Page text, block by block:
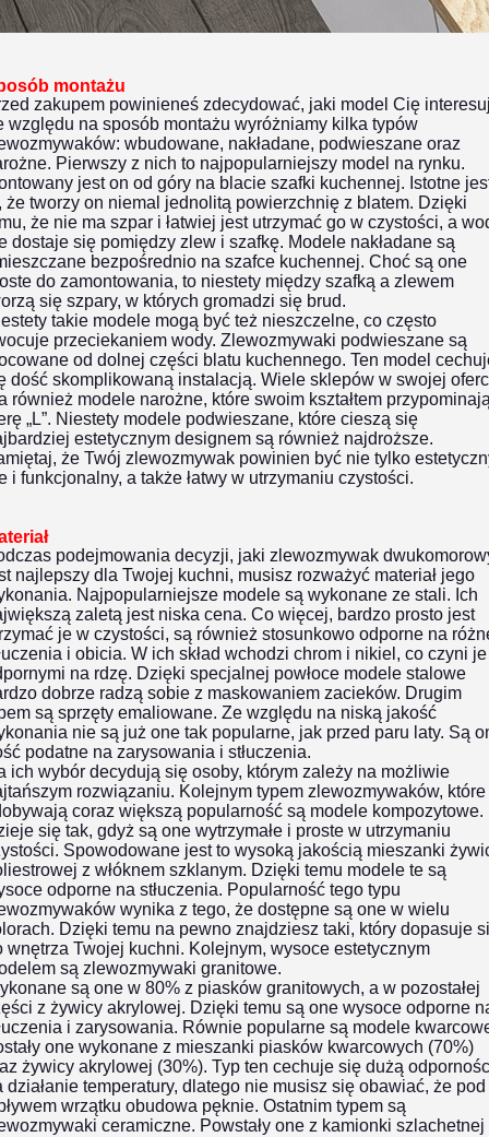
montażu
zakupem powinieneś zdecydować, jaki model Cię
względu na sposób montażu wyróżniamy kilka typów
wbudowane, nakładane, podwieszane oraz
Pierwszy z nich to najpopularniejszy model na rynku.
jest on od góry na blacie szafki kuchennej. Istotne
że tworzy on niemal jednolitą powierzchnię z blatem. Dzięki
że nie ma szpar i łatwiej jest utrzymać go w czystości, a
dostaje się pomiędzy zlew i szafkę. Modele nakładane są
bezpośrednio na szafce kuchennej. Choć są one
do zamontowania, to niestety między szafką a zlewem
się szpary, w których gromadzi się brud.
takie modele mogą być też nieszczelne, co często
przeciekaniem wody. Zlewozmywaki podwieszane są
od dolnej części blatu kuchennego. Ten model
dość skomplikowaną instalacją. Wiele sklepów w swojej
również modele narożne, które swoim kształtem
„L”. Niestety modele podwieszane, które cieszą się
estetycznym designem są również najdroższe.
że Twój zlewozmywak powinien być nie tylko
i funkcjonalny, a także łatwy w utrzymaniu czystości.
podejmowania decyzji, jaki zlewozmywak
najlepszy dla Twojej kuchni, musisz rozważyć materiał jego
Najpopularniejsze modele są wykonane ze stali. Ich
zaletą jest niska cena. Co więcej, bardzo prosto jest
je w czystości, są również stosunkowo odporne na
i obicia. W ich skład wchodzi chrom i nikiel, co czyni je
na rdzę. Dzięki specjalnej powłoce modele stalowe
dobrze radzą sobie z maskowaniem zacieków. Drugim
są sprzęty emaliowane. Ze względu na niską jakość
nie są już one tak popularne, jak przed paru laty. Są
podatne na zarysowania i stłuczenia.
ich wybór decydują się osoby, którym zależy na możliwie
rozwiązaniu. Kolejnym typem zlewozmywaków, które
coraz większą popularność są modele kompozytowe.
się tak, gdyż są one wytrzymałe i proste w utrzymaniu
Spowodowane jest to wysoką jakością mieszanki
z włóknem szklanym. Dzięki temu modele te są
odporne na stłuczenia. Popularność tego typu
wynika z tego, że dostępne są one w wielu
Dzięki temu na pewno znajdziesz taki, który dopasuje
wnętrza Twojej kuchni. Kolejnym, wysoce estetycznym
są zlewozmywaki granitowe.
są one w 80% z piasków granitowych, a w pozostałej
z żywicy akrylowej. Dzięki temu są one wysoce odporne
i zarysowania. Równie popularne są modele
one wykonane z mieszanki piasków kwarcowych (70%)
żywicy akrylowej (30%). Typ ten cechuje się dużą
działanie temperatury, dlatego nie musisz się obawiać, że pod
wrzątku obudowa pęknie. Ostatnim typem są
ceramiczne. Powstały one z kamionki szlachetnej